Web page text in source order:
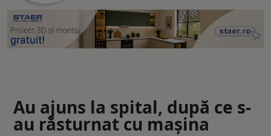
Au ajuns la spital, după ce s-
au răsturnat cu mașina